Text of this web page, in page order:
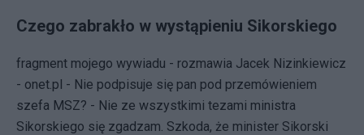
Czego zabrakło w wystąpieniu Sikorskiego
fragment mojego wywiadu - rozmawia Jacek Nizinkiewicz
- onet.pl - Nie podpisuje się pan pod przemówieniem
szefa MSZ? - Nie ze wszystkimi tezami ministra
Sikorskiego się zgadzam. Szkoda, że minister Sikorski